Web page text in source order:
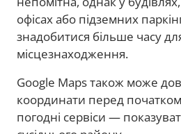
офісах або підземних
знадобитися більше часу
місцезнаходження.
Google Maps також може
координати перед
погодні сервіси —